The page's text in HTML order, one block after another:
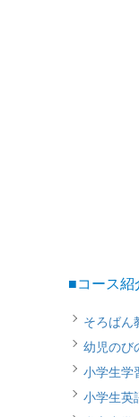
■コース紹
そろばん
幼児のび
小学生学
小学生英